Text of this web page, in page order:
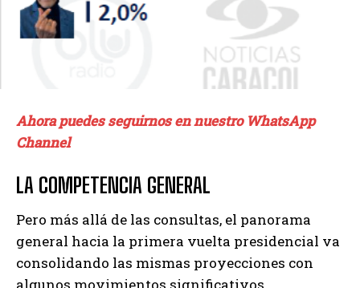
Ahora puedes seguirnos en nuestro WhatsApp
Channel
LA COMPETENCIA GENERAL
Pero más allá de las consultas, el panorama
general hacia la primera vuelta presidencial va
consolidando las mismas proyecciones con